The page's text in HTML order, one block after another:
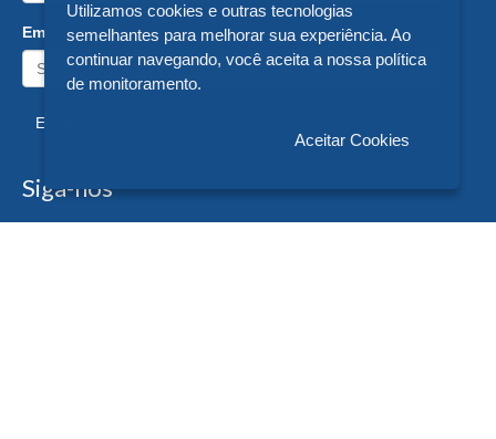
Email:
Enviar
Siga-nos
Utilizamos cookies e outras tecnologias
semelhantes para melhorar sua experiência. Ao
continuar navegando, você aceita a nossa política
de monitoramento.
Aceitar Cookies